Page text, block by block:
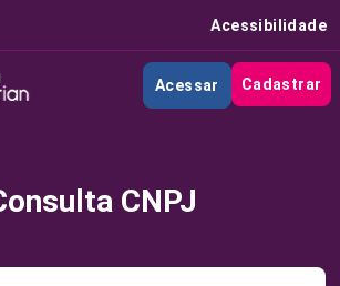
Acessibilidade
Acessar Cadastrar
CNPJ